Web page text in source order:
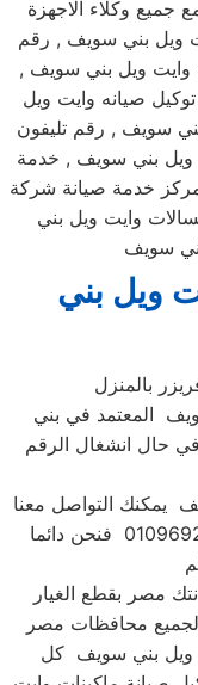
جميع وكلاء الاجهزة
ويل بني سويف , رقم
وايت ويل بني سويف ,
صيانه وايت ويل
سويف , رقم تليفون
ويل بني سويف , خدمة
خدمة صيانة شركة
وايت ويل بني
سويف
ويل بني
المعتمد في بني
الخط الساخن 01112124913 وفي حال انشغال الرقم
يمكنك التواصل معنا
علي ارقام من خلال رقم موبايل 01096922100 فنحن دائما
مصر بقطع الغيار
لجميع محافظات مصر
ويل بني سويف كل